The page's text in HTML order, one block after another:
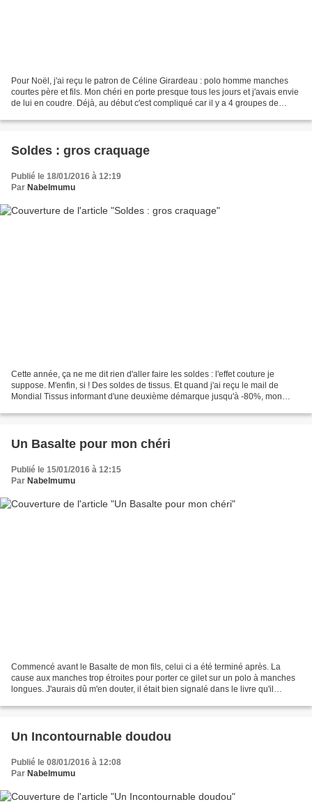
Pour Noël, j'ai reçu le patron de Céline Girardeau : polo homme manches
courtes père et fils. Mon chéri en porte presque tous les jours et j'avais envie
de lui en coudre. Déjà, au début c'est compliqué car il y a 4 groupes de
Soldes : gros craquage
Publié le 18/01/2016 à 12:19
Par Nabelmumu
Cette année, ça ne me dit rien d'aller faire les soldes : l'effet couture je
suppose. M'enfin, si ! Des soldes de tissus. Et quand j'ai reçu le mail de
Mondial Tissus informant d'une deuxième démarque jusqu'à -80%, mon
Un Basalte pour mon chéri
Publié le 15/01/2016 à 12:15
Par Nabelmumu
Commencé avant le Basalte de mon fils, celui ci a été terminé après. La
cause aux manches trop étroites pour porter ce gilet sur un polo à manches
longues. J'aurais dû m'en douter, il était bien signalé dans le livre qu'il
Un Incontournable doudou
Publié le 08/01/2016 à 12:08
Par Nabelmumu